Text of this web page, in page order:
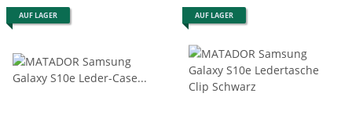
AUF LAGER AUF LAGER